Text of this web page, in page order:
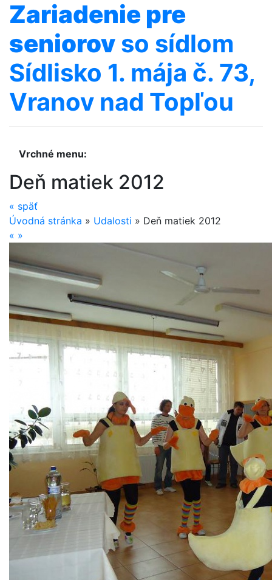
Zariadenie pre
seniorov so sídlom
Sídlisko 1. mája č. 73,
Vranov nad Topľou
Vrchné menu:
Deň matiek 2012
« späť
Úvodná stránka » Udalosti » Deň matiek 2012
« »